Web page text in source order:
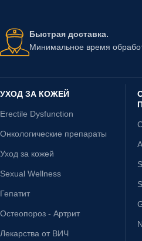
Быстрая доставка.
Минимальное время
УХОД ЗА КОЖЕЙ
Erectile Dysfunction
Онкологические препараты
Уход за кожей
Sexual Wellness
Гепатит
Остеопороз - Артрит
Лекарства от ВИЧ